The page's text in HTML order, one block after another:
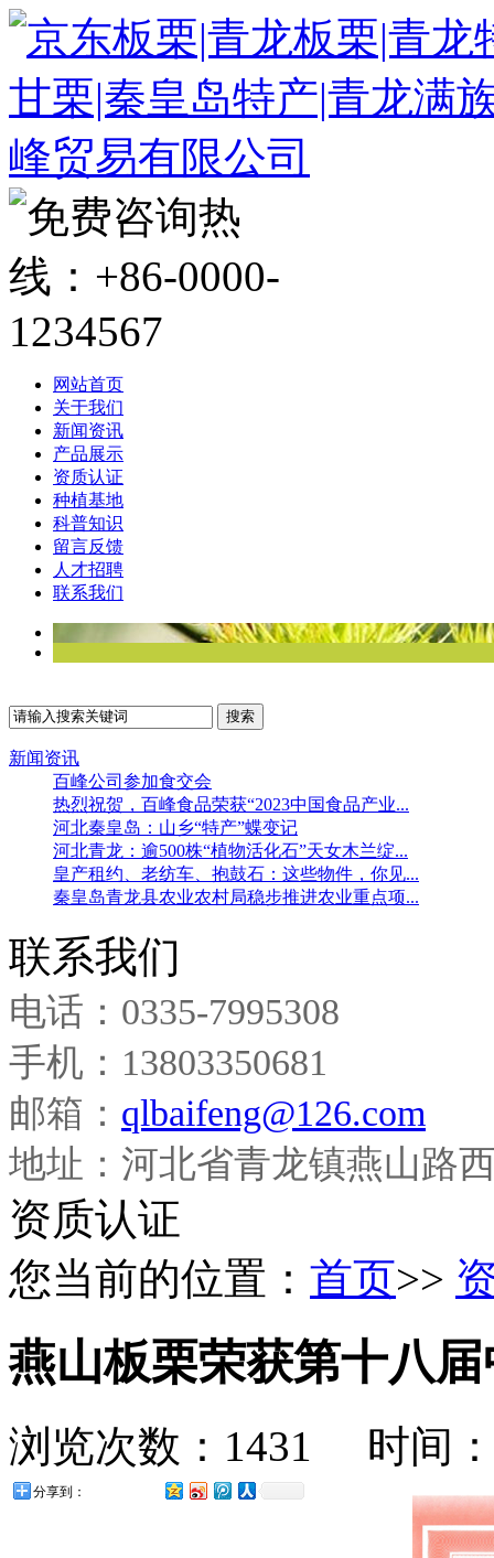
网站首页
关于我们
新闻资讯
产品展示
资质认证
种植基地
科普知识
留言反馈
人才招聘
联系我们
新闻资讯
百峰公司参加食交会
热烈祝贺，百峰食品荣获“2023中国食品产业...
河北秦皇岛：山乡“特产”蝶变记
河北青龙：逾500株“植物活化石”天女木兰绽...
皇产租约、老纺车、抱鼓石：这些物件，你见...
秦皇岛青龙县农业农村局稳步推进农业重点项...
联系我们
电话：0335-7995308
手机：13803350681
邮箱： qlbaifeng@126.com
地址：河北省青龙镇燕山路
资质认证
您当前的位置： 首页>>
燕山板栗荣获第十八
浏览次数：1431 时间：
分享到：